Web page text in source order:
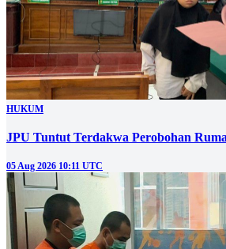
HUKUM
JPU Tuntut Terdakwa Perobohan
05 Aug 2026 10:11 UTC